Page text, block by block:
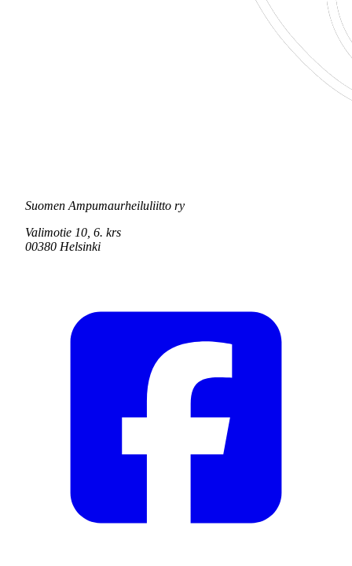
Suomen Ampumaurheiluliitto ry
Valimotie 10, 6. krs
00380 Helsinki